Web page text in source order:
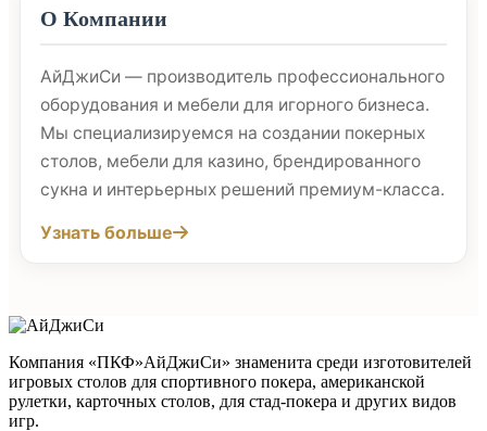
О Компании
АйДжиСи — производитель профессионального
оборудования и мебели для игорного бизнеса.
Мы специализируемся на создании покерных
столов, мебели для казино, брендированного
сукна и интерьерных решений премиум-класса.
Узнать больше
Компания «ПКФ»АйДжиСи» знаменита среди изготовителей
игровых столов для спортивного покера, американской
рулетки, карточных столов, для стад-покера и других видов
игр.